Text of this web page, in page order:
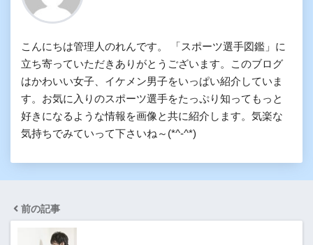
こんにちは管理人のれんです。 「スポーツ選手図鑑」に
立ち寄っていただきありがとうございます。このブログ
はかわいい女子、イケメン男子をいっぱい紹介していま
す。お気に入りのスポーツ選手をたっぷり知ってもっと
好きになるような情報を画像と共に紹介します。気楽な
気持ちでみていって下さいね～(*^-^*)
前の記事